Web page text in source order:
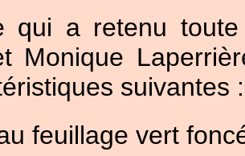
qui a retenu
Monique
suivantes :
feuillage vert